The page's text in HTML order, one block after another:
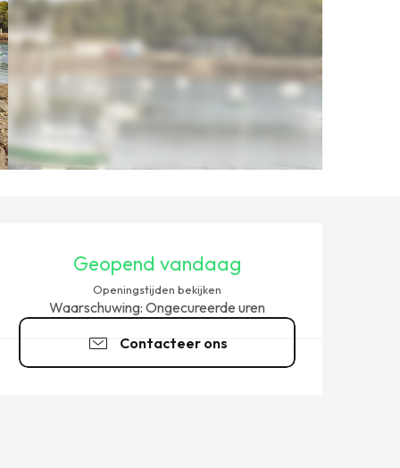
Geopend vandaag
Openingstijden bekijken
Waarschuwing: Ongecureerde uren
Contacteer ons